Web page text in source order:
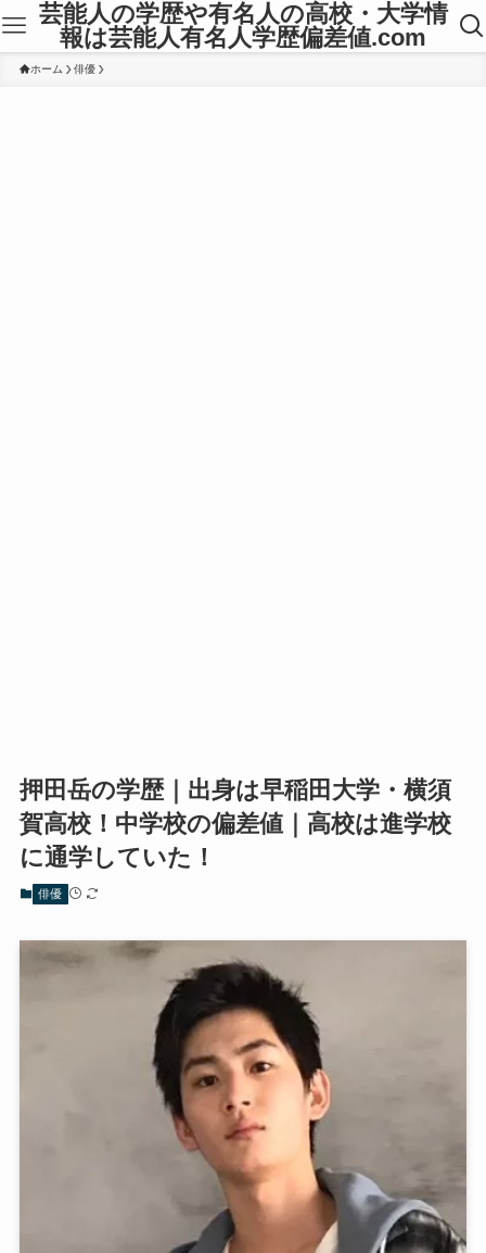
芸能人の学歴や有名人の高校・大学情
報は芸能人有名人学歴偏差値.com
ホーム 俳優
押田岳の学歴｜出身は早稲田大学・横須
賀高校！中学校の偏差値｜高校は進学校
に通学していた！
俳優